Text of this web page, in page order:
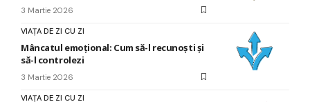
3 Martie 2026
VIAȚA DE ZI CU ZI
Mâncatul emoțional: Cum să-l recunoști și
să-l controlezi
3 Martie 2026
VIAȚA DE ZI CU ZI